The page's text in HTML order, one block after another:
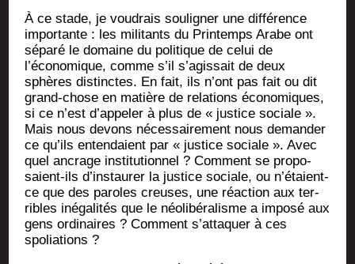
À ce stade, je vou­drais sou­li­gner une dif­fé­rence
impor­tante : les mili­tants du Prin­temps Arabe ont
sépa­ré le domaine du poli­tique de celui de
l’économique, comme s’il s’agissait de deux
sphères dis­tinctes. En fait, ils n’ont pas fait ou dit
grand-chose en matière de rela­tions éco­no­miques,
si ce n’est d’appeler à plus de « jus­tice sociale ».
Mais nous devons néces­sai­re­ment nous deman­der
ce qu’ils enten­daient par « jus­tice sociale ». Avec
quel ancrage ins­ti­tu­tion­nel ? Com­ment se pro­po­
saient-ils d’instaurer la jus­tice sociale, ou n’étaient-
ce que des paroles creuses, une réac­tion aux ter­
ribles inéga­li­tés que le néo­li­bé­ra­lisme a impo­sé aux
gens ordi­naires ? Com­ment s’attaquer à ces
spoliations ?